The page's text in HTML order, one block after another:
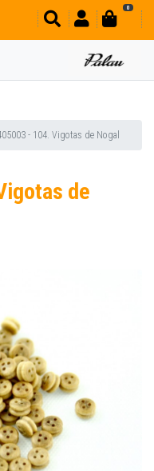
0
- 104. Vigotas de Nogal
de